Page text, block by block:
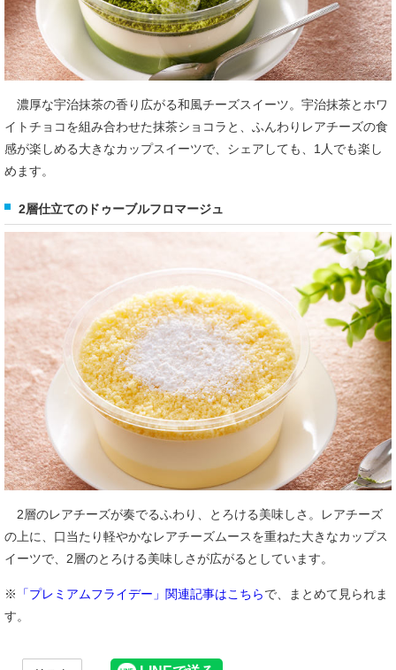
濃厚な宇治抹茶の香り広がる和風チーズスイーツ。宇治抹茶とホワ
イトチョコを組み合わせた抹茶ショコラと、ふんわりレアチーズの食
感が楽しめる大きなカップスイーツで、シェアしても、1人でも楽し
めます。
2層仕立てのドゥーブルフロマージュ
2層のレアチーズが奏でるふわり、とろける美味しさ。レアチーズ
の上に、口当たり軽やかなレアチーズムースを重ねた大きなカップス
イーツで、2層のとろける美味しさが広がるとしています。
※ 「プレミアムフライデー」関連記事はこちらで、まとめて見られま
す。